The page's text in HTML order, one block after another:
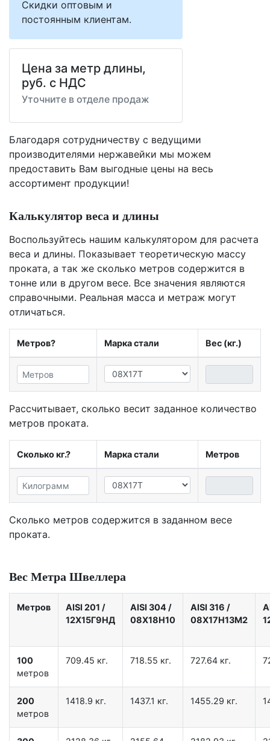
Скидки оптовым и
постоянным клиентам.
Цена за метр длины,
руб. с НДС
Уточните в отделе продаж
Благодаря сотрудничеству с ведущими
производителями нержавейки мы можем
предоставить Вам выгодные цены на весь
ассортимент продукции!
Калькулятор веса и длины
Воспользуйтесь нашим калькулятором для расчета
веса и длины. Показывает теоретическую массу
проката, а так же сколько метров содержится в
тонне или в другом весе. Все значения являются
справочными. Реальная масса и метраж могут
отличаться.
Метров? Марка стали Вес (кг.)
Рассчитывает, сколько весит заданное количество
метров проката.
Сколько кг.? Марка стали Метров
Сколько метров содержится в заданном весе
проката.
Вес Метра Швеллера
Метров AISI 201 /
12X15Г9НД
AISI 304 /
08Х18Н10
AISI 316 /
08Х17Н13М2
100
метров
709.45 кг. 718.55 кг. 727.64 кг.
200
метров
1418.9 кг. 1437.1 кг. 1455.29 кг.